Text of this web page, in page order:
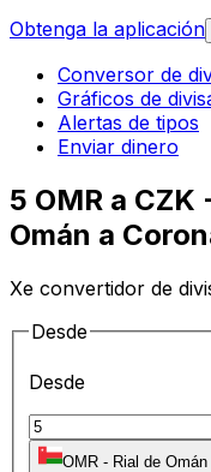
Obtenga la aplicación
Conversor de
Gráficos de
Alertas de tipos
Enviar dinero
5 OMR a
Omán a
Xe convertidor de
Desde
Desde
OMR - Rial de Omán